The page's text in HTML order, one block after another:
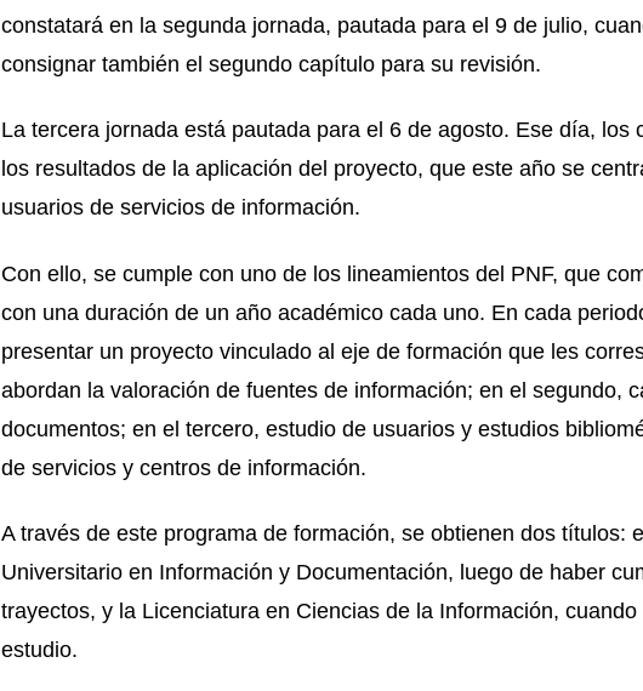
constatará en la segunda jornada, pautada para el 9 de julio,
consignar también el segundo capítulo para su revisión.
La tercera jornada está pautada para el 6 de agosto. Ese día, los
los resultados de la aplicación del proyecto, que este año se
usuarios de servicios de información.
Con ello, se cumple con uno de los lineamientos del PNF, que
con una duración de un año académico cada uno. En cada
presentar un proyecto vinculado al eje de formación que les
abordan la valoración de fuentes de información; en el segundo,
documentos; en el tercero, estudio de usuarios y estudios
de servicios y centros de información.
A través de este programa de formación, se obtienen dos títulos:
Universitario en Información y Documentación, luego de haber
trayectos, y la Licenciatura en Ciencias de la Información,
estudio.